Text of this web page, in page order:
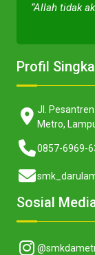
“Allah tidak
Profil
Jl.
Metro,
0857-6969-
Sosial